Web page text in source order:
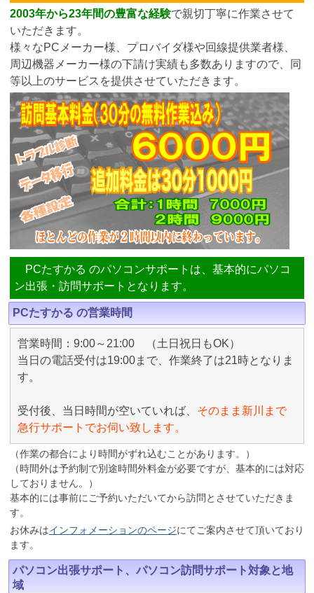
2003年から23年間の豊富な経験で親切丁寧に作業させて
いただきます。
様々なPCメーカー様、プロバイダ様や回線提供業者様、
周辺機器メーカー様の下請け実績も多数ありますので、同
等以上のサービスを提供させていただきます。
PCたすかる のパソコンサポートは、基本的にパソコ
ン出張・訪問サポートとなります。
PCたすかる の営業時間
営業時間：9:00～21:00 （土日祝日もOK）
当日の電話受付は19:00まで、作業終了は21時となりま
す。
受付後、当日時間が空いていれば、 そのまま新川まで
急行サポートでお伺い致します。
（作業の都合により時間がずれ込むことがあります。）
（時間外は予約制で別途時間外料金が必要ですが、基本的には対応
しておりません。）
基本的には事前にご予約いただいてから訪問とさせていただきま
す。
お休みはインフォメーションのページにてご案内させて頂いており
ます。
パソコン出張サポート、パソコン訪問サポート対象と地
域